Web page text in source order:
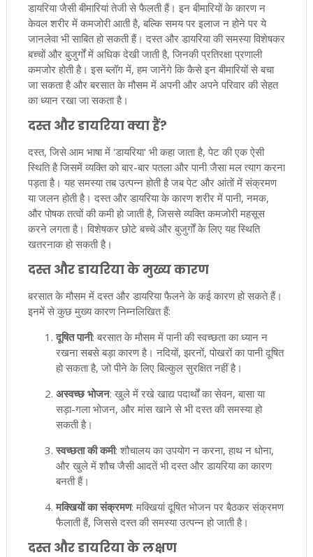
डायरिया जैसी बीमारियां तेजी से फैलती हैं। इन बीमारियों के कारण न
केवल शरीर में कमजोरी आती है, बल्कि समय पर इलाज न होने पर ये
जानलेवा भी साबित हो सकती हैं। दस्त और डायरिया की समस्या विशेषकर
बच्चों और बुजुर्गों में अधिक देखी जाती है, जिनकी प्रतिरक्षा प्रणाली
कमजोर होती है। इस ब्लॉग में, हम जानेंगे कि कैसे इन बीमारियों से बचा
जा सकता है और बरसात के मौसम में अपनी और अपने परिवार की सेहत
का ध्यान रखा जा सकता है।
दस्त और डायरिया क्या हैं?
दस्त, जिसे आम भाषा में 'डायरिया' भी कहा जाता है, पेट की एक ऐसी
स्थिति है जिसमें व्यक्ति को बार-बार पतला और पानी जैसा मल त्याग करना
पड़ता है। यह समस्या तब उत्पन्न होती है जब पेट और आंतों में संक्रमण
या जलन होती है। दस्त और डायरिया के कारण शरीर में पानी, नमक,
और पोषक तत्वों की कमी हो जाती है, जिससे व्यक्ति कमजोरी महसूस
करने लगता है। विशेषकर छोटे बच्चे और बुजुर्गों के लिए यह स्थिति
खतरनाक हो सकती है।
दस्त और डायरिया के मुख्य कारण
बरसात के मौसम में दस्त और डायरिया फैलने के कई कारण हो सकते हैं।
इनमें से कुछ मुख्य कारण निम्नलिखित हैं:
दूषित पानी: बरसात के मौसम में पानी की स्वच्छता का ध्यान न
रखना सबसे बड़ा कारण है। नदियों, झरनों, पोखरों का पानी दूषित
हो सकता है, जो पीने के लिए बिल्कुल सुरक्षित नहीं है।
अस्वच्छ भोजन: खुले में रखे खाद्य पदार्थों का सेवन, बासा या
सड़ा-गला भोजन, और मांस खाने से भी दस्त की समस्या हो
सकती है।
स्वच्छता की कमी: शौचालय का उपयोग न करना, हाथ न धोना,
और खुले में शौच जैसी आदतें भी दस्त और डायरिया का कारण
बनती हैं।
मक्खियों का संक्रमण: मक्खियां दूषित भोजन पर बैठकर संक्रमण
फैलाती हैं, जिससे दस्त की समस्या उत्पन्न हो जाती है।
दस्त और डायरिया के लक्षण